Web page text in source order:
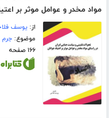
مواد مخدر و عوامل موثر بر
از:یوسف
موضوع:
۱۶۶ صفحه